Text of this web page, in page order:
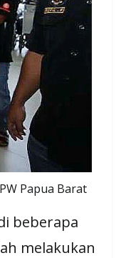
Papua Barat
beberapa
melakukan